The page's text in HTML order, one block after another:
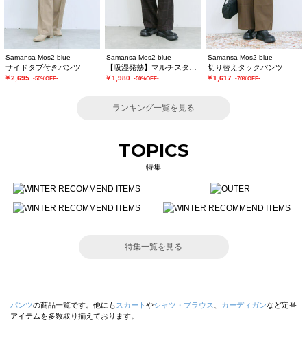
Samansa Mos2 blue
サイドタブ付きパンツ
￥2,695 -50%OFF-
Samansa Mos2 blue
￥1,980 -50%OFF-
Samansa Mos2 blue
切り替えタックパンツ
￥1,617 -70%OFF-
ランキング一覧を見る
TOPICS
特集
特集一覧を見る
パンツの商品一覧です。他にも スカート やシャツ・ブラウス カーディガンなど定番
アイテムを多数取り揃えております。